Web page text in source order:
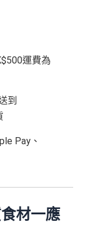
月額外回贈上
運費為
到
Pay、
材一應